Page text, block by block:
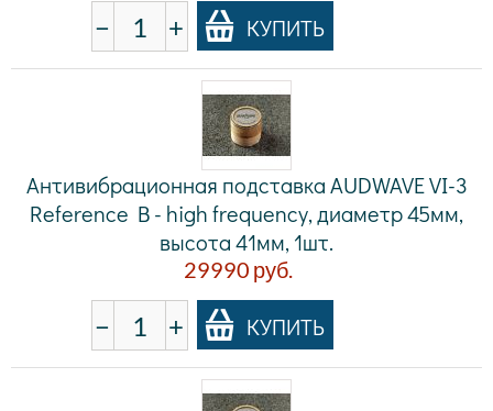
− + КУПИТЬ
Антивибрационная подставка AUDWAVE VI-3
Reference B - high frequency, диаметр 45мм,
высота 41мм, 1шт.
29990 руб.
− + КУПИТЬ